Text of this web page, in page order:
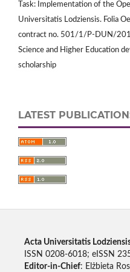
Task: Implementation of the
Universitatis Lodziensis. Folia
contract no. 501/1/P-DUN/
Science and Higher Education
scholarship
LATEST
Acta Universitatis
ISSN 0208-6018; eISSN
Editor-in-Chief: Elżbieta